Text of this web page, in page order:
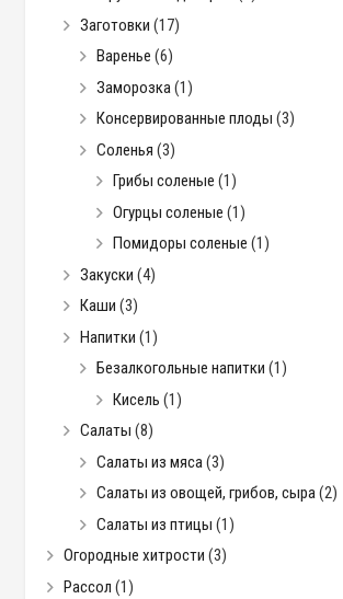
Заготовки (17)
Варенье (6)
Заморозка(1)
Консервированные плоды (3)
Соленья (3)
Грибы соленые (1)
Огурцы соленые (1)
Помидоры соленые (1)
Закуски (4)
Каши (3)
Напитки (1)
Безалкогольные напитки (1)
Кисель (1)
Салаты (8)
Салаты из мяса(3)
Салаты из овощей, грибов, сыра(2)
Салаты из птицы (1)
Огородные хитрости (3)
Рассол (1)